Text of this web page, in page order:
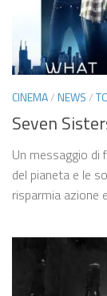
CINEMA/NEWS/
Seven
Un messaggio di
del pianeta e le
risparmia azione